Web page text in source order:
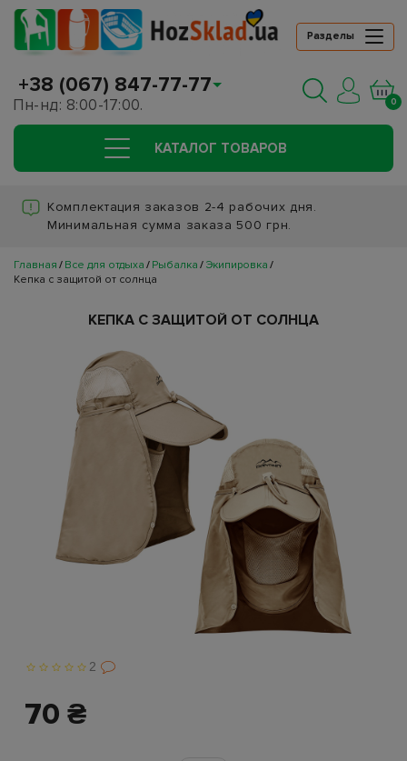
Разделы
+38 (067) 847-77-77
Пн-нд: 8:00-17:00. 0
КАТАЛОГ ТОВАРОВ
Комплектация заказов 2-4 рабочих дня.
Минимальная сумма заказа 500 грн.
Главная Все для отдыха Рыбалка
Экипировка
Кепка с защитой от солнца
КЕПКА С ЗАЩИТОЙ ОТ СОЛНЦА
2
70 ₴